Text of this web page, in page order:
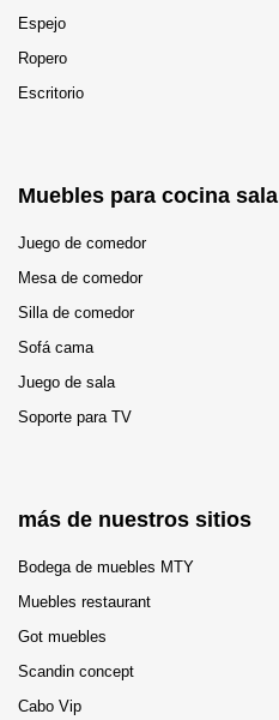
Espejo
Ropero
Escritorio
Muebles para cocina sala
Juego de comedor
Mesa de comedor
Silla de comedor
Sofá cama
Juego de sala
Soporte para TV
más de nuestros sitios
Bodega de muebles MTY
Muebles restaurant
Got muebles
Scandin concept
Cabo Vip